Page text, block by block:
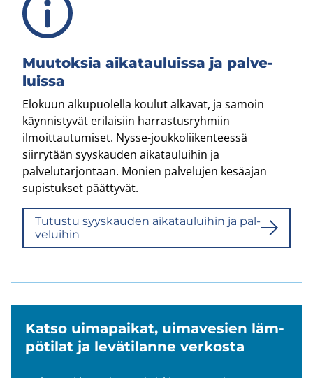
Muu­tok­sia ai­ka­tau­luis­sa ja pal­ve­
luis­sa
Elokuun alkupuolella koulut alkavat, ja samoin
käynnistyvät erilaisiin harrastusryhmiin
ilmoittautumiset. Nysse-​joukkoliikenteessä
siirrytään syyskauden aikatauluihin ja
palvelutarjontaan. Monien palvelujen kesäajan
supistukset päättyvät.
Tu­tus­tu syys­kau­den ai­ka­tau­lui­hin ja pal­
ve­lui­hin
Katso ui­ma­pai­kat, ui­ma­ve­sien läm­
pö­ti­lat ja le­vä­ti­lan­ne ver­kos­ta